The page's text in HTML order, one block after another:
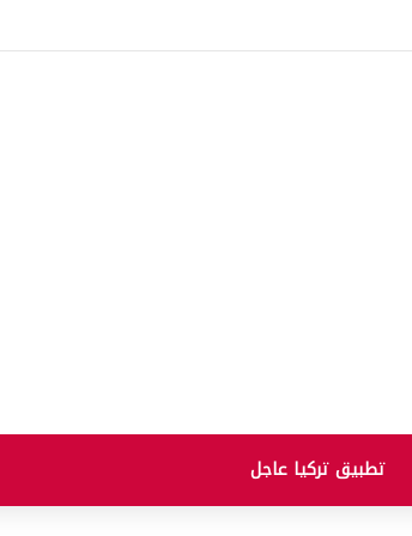
تطبيق تركيا عاجل